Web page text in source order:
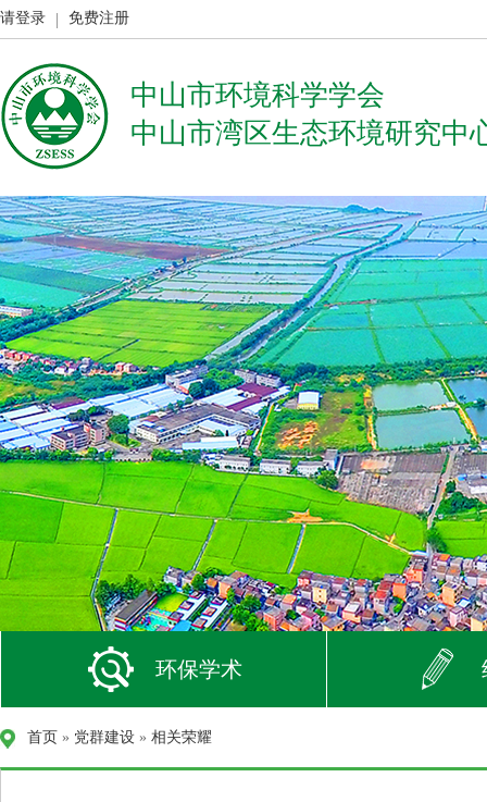
请登录 免费注册
中山市环境科学学会
中山市湾区生态环境研究中
环保学术
首页 » 党群建设 » 相关荣耀